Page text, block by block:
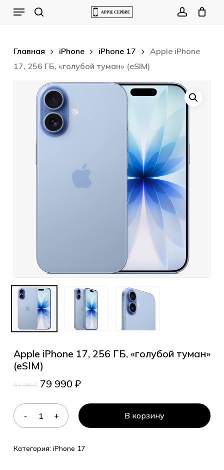
Menu
Главная iPhone iPhone 17
Apple iPhone
17, 256 ГБ, «голубой туман» (eSIM)
Apple iPhone 17, 256 ГБ, «голубой туман»
(eSIM)
91 990₽ 79 990 ₽
В корзину
Категория: iPhone 17